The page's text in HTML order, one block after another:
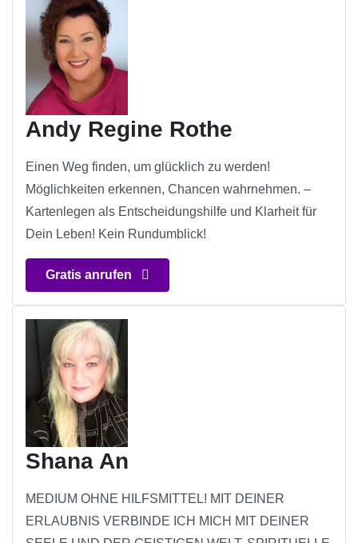
Andy Regine Rothe
Einen Weg finden, um glücklich zu werden!
Möglichkeiten erkennen, Chancen wahrnehmen. –
Kartenlegen als Entscheidungshilfe und Klarheit für
Dein Leben! Kein Rundumblick!
Gratis anrufen
Shana An
MEDIUM OHNE HILFSMITTEL! MIT DEINER
ERLAUBNIS VERBINDE ICH MICH MIT DEINER